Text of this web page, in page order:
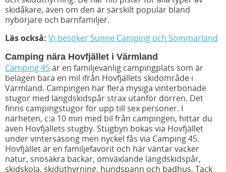
skidåkare, även om den är särskilt populär bland
nybörjare och barnfamiljer.
Läs också: Vi besöker Sunne Camping och Sommarland
Camping nära Hovfjället i Värmland
Camping 45är en familjevänlig campingplats som är
belägen bara en mil ifrån Hovfjällets skidområde i
Värmland. Campingen har flera mysiga vinterbonade
stugor med längdskidspår strax utanför dörren. Det
finns campingstugor för upp till sex personer. I
närheten, c:a 10 min med bil från campingen, hittar du
även Hovfjällets stugby. Stugbyn bokas via Hovfjället
under vintersäsong men nyckel fås via Camping 45.
Hovfjället är en familjefavorit och här väntar vacker
natur, snösäkra backar, omväxlande längdskidspår,
skidskola, skiduthyrning, hundspann och badhus. Tack